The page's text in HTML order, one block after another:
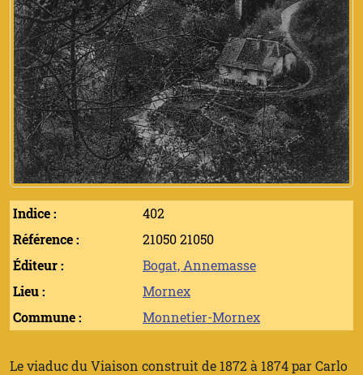
Indice :
402
Référence :
21050 21050
Éditeur :
Bogat, Annemasse
Lieu :
Mornex
Commune :
Monnetier-Mornex
Le viaduc du Viaison construit de 1872 à 1874 par Carlo